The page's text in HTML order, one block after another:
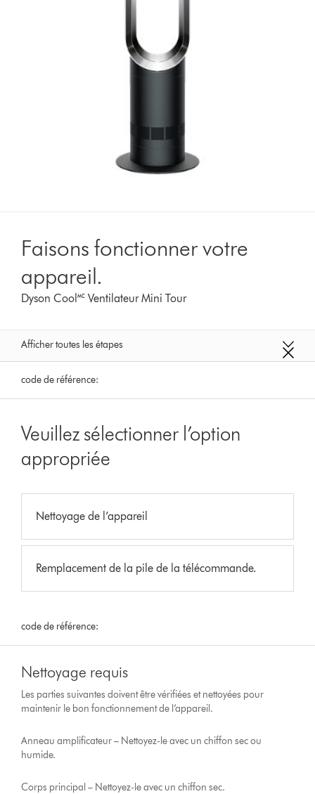
Faisons fonctionner votre
appareil.
Dyson Cool🅪 Ventilateur Mini Tour
Afficher toutes les étapes
code de référence:
Veuillez sélectionner l’option
appropriée
Nettoyage de l’appareil
Remplacement de la pile de la télécommande.
code de référence:
Nettoyage requis
Les parties suivantes doivent être vérifiées et nettoyées pour
maintenir le bon fonctionnement de l’appareil.
Anneau amplificateur – Nettoyez-le avec un chiffon sec ou
humide.
Corps principal – Nettoyez-le avec un chiffon sec.